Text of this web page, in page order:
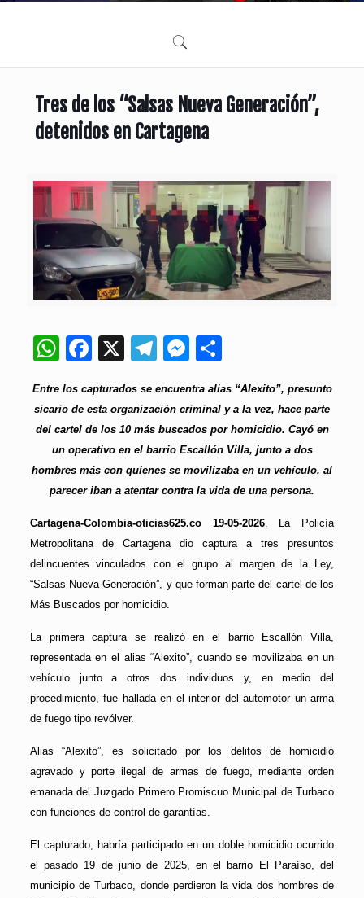
Tres de los “Salsas Nueva Generación”,
detenidos en Cartagena
WhatsApp
Facebook
X Telegram
Messenger
Entre los capturados se encuentra alias “Alexito”, presunto
sicario de esta organización criminal y a la vez, hace parte
del cartel de los 10 más buscados por homicidio. Cayó en
un operativo en el barrio Escallón Villa, junto a dos
hombres más con quienes se movilizaba en un vehículo, al
parecer iban a atentar contra la vida de una persona.
Cartagena-Colombia-oticias625.co 19-05-2026. La Policía
Metropolitana de Cartagena dio captura a tres presuntos
delincuentes vinculados con el grupo al margen de la Ley,
“Salsas Nueva Generación”, y que forman parte del cartel de los
Más Buscados por homicidio.
La primera captura se realizó en el barrio Escallón Villa,
representada en el alias “Alexito”, cuando se movilizaba en un
vehículo junto a otros dos individuos y, en medio del
procedimiento, fue hallada en el interior del automotor un arma
de fuego tipo revólver.
Alias “Alexito”, es solicitado por los delitos de homicidio
agravado y porte ilegal de armas de fuego, mediante orden
emanada del Juzgado Primero Promiscuo Municipal de Turbaco
con funciones de control de garantías.
El capturado, habría participado en un doble homicidio ocurrido
el pasado 19 de junio de 2025, en el barrio El Paraíso, del
municipio de Turbaco, donde perdieron la vida dos hombres de